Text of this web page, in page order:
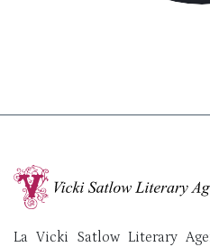
La Vicki Satlow Literary